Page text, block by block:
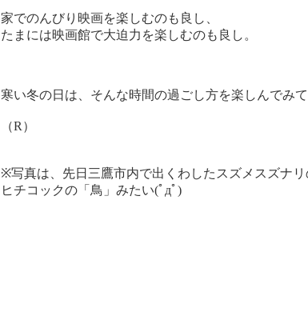
家でのんびり映画を楽しむのも良し、
たまには映画館で大迫力を楽しむのも良し。
寒い冬の日は、そんな時間の過ごし方を楽しんでみ
（R）
※写真は、先日三鷹市内で出くわしたスズメスズナ
ヒチコックの「鳥」みたい(ﾟдﾟ)